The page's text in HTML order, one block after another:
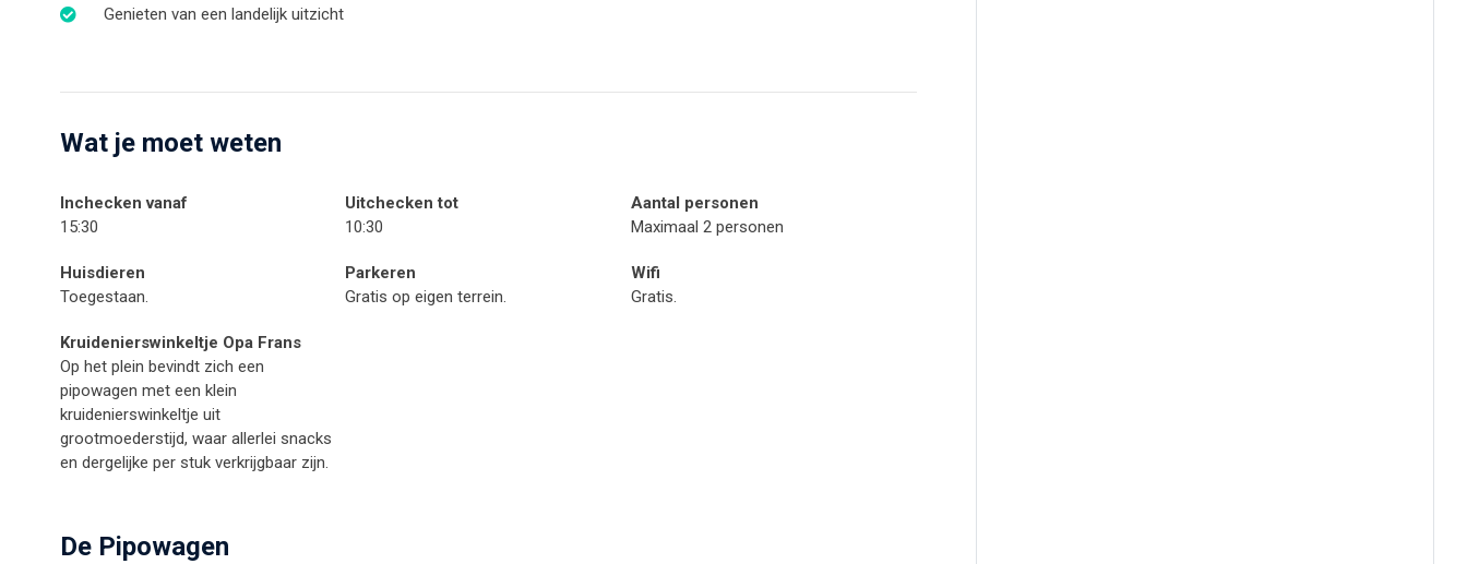
Genieten van een landelijk uitzicht
Wat je moet weten
Inchecken vanaf
15:30
Uitchecken tot
10:30
Aantal personen
Maximaal 2 personen
Huisdieren
Toegestaan.
Parkeren
Gratis op eigen terrein.
Wifi
Gratis.
Kruidenierswinkeltje Opa Frans
Op het plein bevindt zich een
pipowagen met een klein
kruidenierswinkeltje uit
grootmoederstijd, waar allerlei snacks
en dergelijke per stuk verkrijgbaar zijn.
De Pipowagen